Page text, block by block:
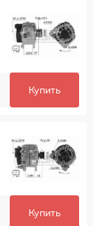
Купить
Купить